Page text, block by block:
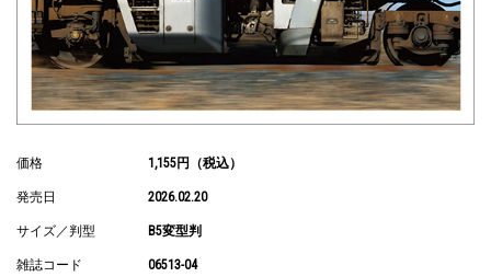
価格 1,155円（税込）
発売日 2026.02.20
サイズ／判型 B5変型判
雑誌コード 06513-04